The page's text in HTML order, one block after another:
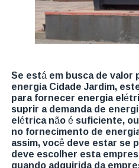
Se está em busca de valor
energia Cidade Jardim,
para fornecer energia
suprir a demanda de
elétrica não é suficiente,
no fornecimento de
assim, você deve estar se
deve escolher esta